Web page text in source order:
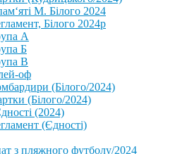
М. Білого 2024⁩
Білого 2024р
А
Б
В
оф
(Білого/2024)
(Білого/2024)
(2024)
(Єдності)
з пляжного футболу/2024